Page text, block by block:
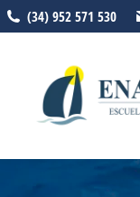
(34) 952 571 530